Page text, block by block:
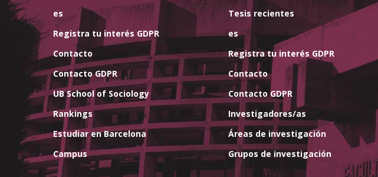
es
Registra tu interés GDPR
Contacto
Contacto GDPR
UB School of Sociology
Rankings
Estudiar en Barcelona
Campus
Tesis recientes
es
Registra tu interés GDPR
Contacto
Contacto GDPR
Investigadores/as
Áreas de investigación
Grupos de investigación